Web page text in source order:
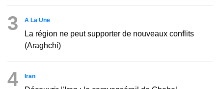
3 A La Une
La région ne peut supporter de nouveaux conflits
(Araghchi)
4 Iran